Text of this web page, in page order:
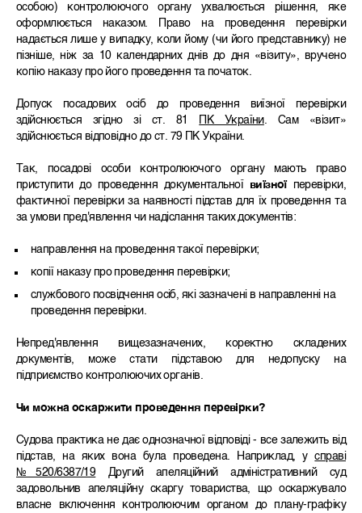
особою) контролюючого органу ухвалюється рішення, яке
оформлюється наказом. Право на проведення перевірки
надається лише у випадку, коли йому (чи його представнику) не
пізніше, ніж за 10 календарних днів до дня «візиту», вручено
копію наказу про його проведення та початок.
Допуск посадових осіб до проведення виїзної перевірки
здійснюється згідно зі ст. 81
ПК України. Сам «візит»
здійснюється відповідно до ст. 79 ПК України.
Так, посадові особи контролюючого органу мають право
приступити до проведення документальної виїзної перевірки,
фактичної перевірки за наявності підстав для їх проведення та
за умови пред'явлення чи надіслання таких документів:
направлення на проведення такої перевірки;
копії наказу про проведення перевірки;
службового посвідчення осіб, які зазначені в направленні на
проведення перевірки.
Непред'явлення вищезазначених, коректно складених
документів, може стати підставою для недопуску на
підприємство контролюючих органів.
Чи можна оскаржити проведення перевірки?
Судова практика не дає однозначної відповіді - все залежить від
підстав, на яких вона була проведена. Наприклад, усправі
№520/6387/19 Другий апеляційний адміністративний суд
задовольнив апеляційну скаргу товариства, що оскаржувало
власне включення контролюючим органом до плану-графіку